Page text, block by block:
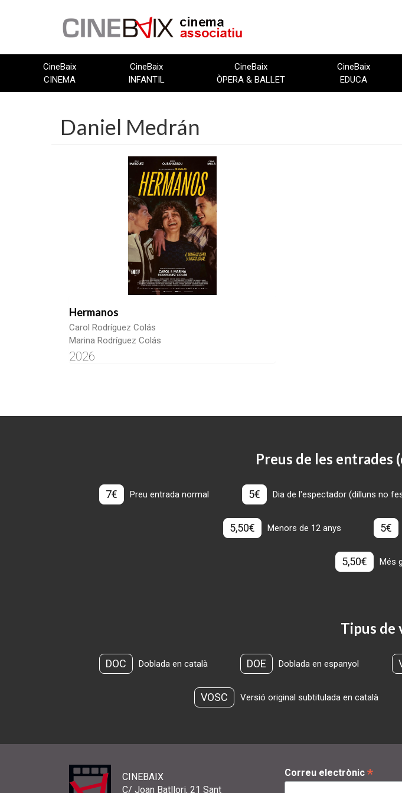
CineBaix
CINEMA
CineBaix
INFANTIL
CineBaix
ÒPERA & BALLET
CineBaix
EDUCA
Daniel Medrán
Hermanos
Carol Rodríguez Colás
Marina Rodríguez Colás
2026
Preus de les entrades
7€ Preu entrada normal 5€ Dia de l'espectador (dilluns no
5,50€ Menors de 12 anys 5€
5,50€ Més
Tipus de
DOC Doblada en català DOE Doblada en espanyol
VOSC Versió original subtitulada en català
CINEBAIX
C/ Joan Batllori, 21 Sant
Correu electrònic *